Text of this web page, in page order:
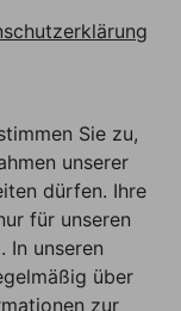
Sie zu,
unserer
dürfen. Ihre
für unseren
In unseren
über
zur